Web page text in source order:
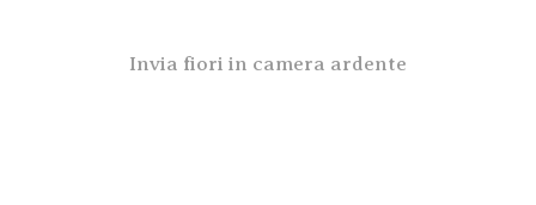
Invia fiori in camera ardente